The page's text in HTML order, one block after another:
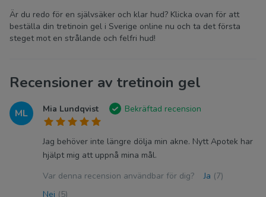
Är du redo för en självsäker och klar hud? Klicka ovan för att
beställa din tretinoin gel i Sverige online nu och ta det första
steget mot en strålande och felfri hud!
Recensioner av tretinoin gel
ML Mia Lundqvist Bekräftad recension
Jag behöver inte längre dölja min akne. Nytt Apotek har
hjälpt mig att uppnå mina mål.
Var denna recension användbar för dig?
Ja (7)
Nej (5)